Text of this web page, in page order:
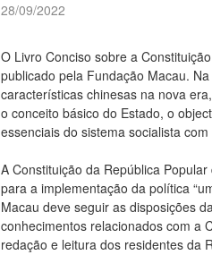
28/09/2022
O Livro Conciso sobre a
publicado pela Fundação Macau.
características chinesas na nova
o conceito básico do Estado, o
essenciais do sistema socialista
A Constituição da República
para a implementação da política
Macau deve seguir as disposições
conhecimentos relacionados com a
redação e leitura dos residentes da